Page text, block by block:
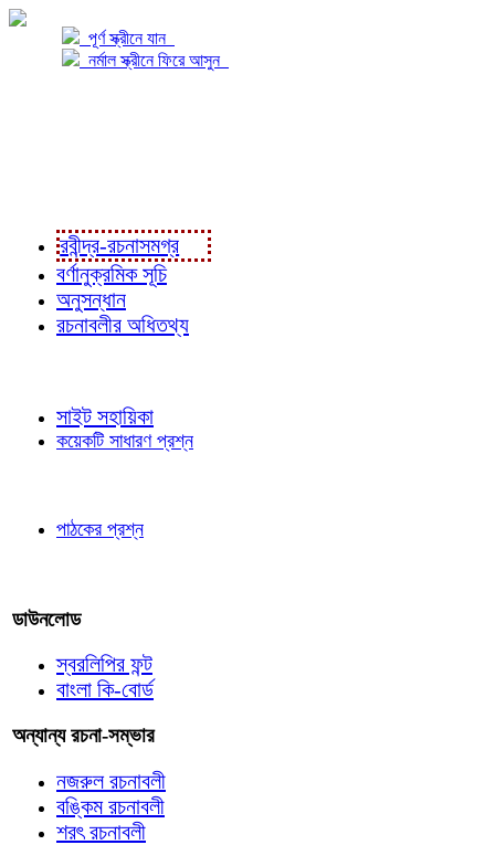
পূর্ণ স্ক্রীনে যান
নর্মাল স্ক্রীনে ফিরে আসুন
রবীন্দ্র-রচনাসমগ্র
বর্ণানুক্রমিক সূচি
অনুসন্ধান
রচনাবলীর অধিতথ্য
সাইট সহায়িকা
কয়েকটি সাধারণ প্রশ্ন
পাঠকের প্রশ্ন
ডাউনলোড
স্বরলিপির ফন্ট
বাংলা কি-বোর্ড
অন্যান্য রচনা-সম্ভার
নজরুল রচনাবলী
বঙ্কিম রচনাবলী
শরৎ রচনাবলী